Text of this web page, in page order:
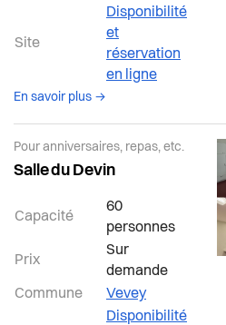
Site
Disponibilité
et
réservation
en ligne
En savoir plus →
Pour anniversaires, repas, etc.
Salle du Devin
Capacité
60
personnes
Prix
Sur
demande
Commune
Vevey
Disponibilité